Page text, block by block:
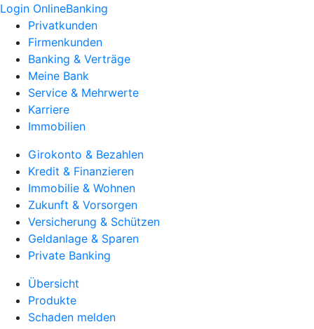
Login OnlineBanking
Privatkunden
Firmenkunden
Banking & Verträge
Meine Bank
Service & Mehrwerte
Karriere
Immobilien
Girokonto & Bezahlen
Kredit & Finanzieren
Immobilie & Wohnen
Zukunft & Vorsorgen
Versicherung & Schützen
Geldanlage & Sparen
Private Banking
Übersicht
Produkte
Schaden melden